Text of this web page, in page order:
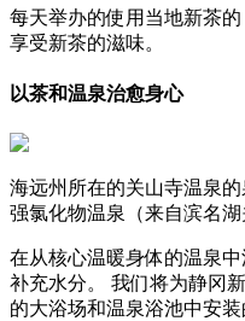
每天举办的使用当地新茶
享受新茶的滋味。
以茶和温泉治愈身心
海远州所在的关山寺温泉
强氯化物温泉（来自滨名
在从核心温暖身体的温泉
补充水分。 我们将为静冈
的大浴场和温泉浴池中安装